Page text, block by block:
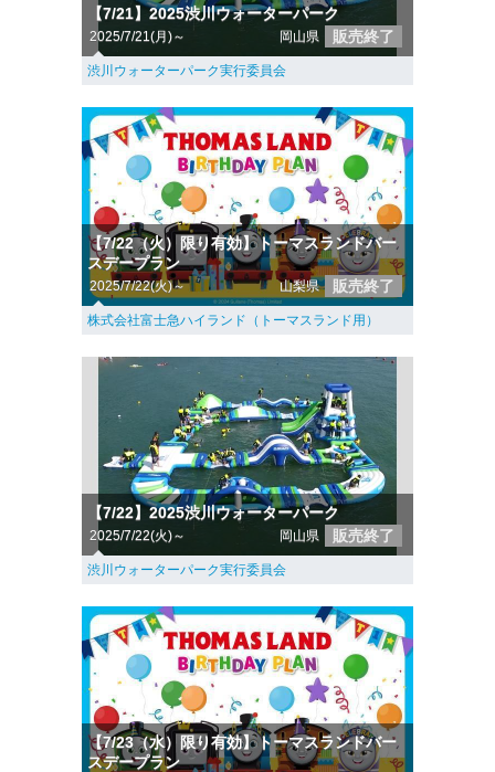
【7/21】2025渋川ウォーターパーク
2025/7/21(月)～ 岡山県 販売終了
渋川ウォーターパーク実行委員会
【7/22（火）限り有効】トーマスランドバー
スデープラン
2025/7/22(火)～ 山梨県 販売終了
株式会社富士急ハイランド（トーマスランド用）
【7/22】2025渋川ウォーターパーク
2025/7/22(火)～ 岡山県 販売終了
渋川ウォーターパーク実行委員会
【7/23（水）限り有効】トーマスランドバー
スデープラン